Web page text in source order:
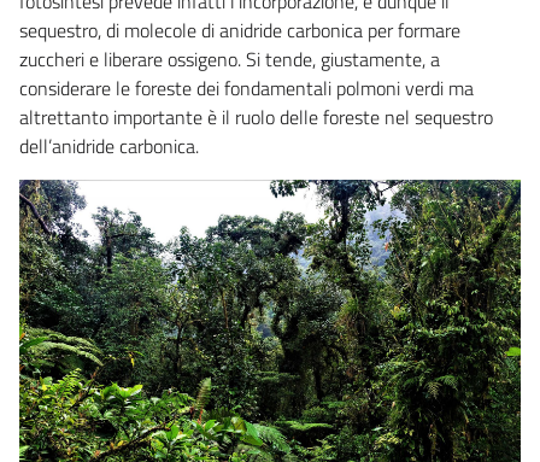
sequestro, di molecole di anidride carbonica per formare
zuccheri e liberare ossigeno. Si tende, giustamente, a
considerare le foreste dei fondamentali polmoni verdi ma
altrettanto importante è il ruolo delle foreste nel sequestro
dell’anidride carbonica.